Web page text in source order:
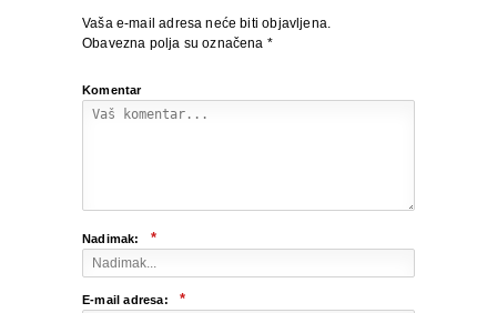
Vaša e-mail adresa neće biti objavljena.
Obavezna polja su označena *
Komentar
Nadimak: *
E-mail adresa: *